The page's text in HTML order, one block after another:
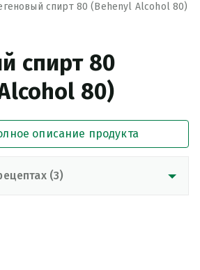
спирт 80 (Behenyl Alcohol 80)
спирт 80
80)
описание продукта
(3)